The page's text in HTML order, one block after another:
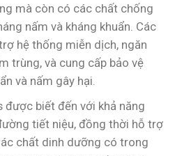
mà còn có các chất chống
nấm và kháng khuẩn. Các
hệ thống miễn dịch, ngăn
trùng, và cung cấp bảo vệ
và nấm gây hại.
được biết đến với khả năng
tiết niệu, đồng thời hỗ trợ
chất dinh dưỡng có trong